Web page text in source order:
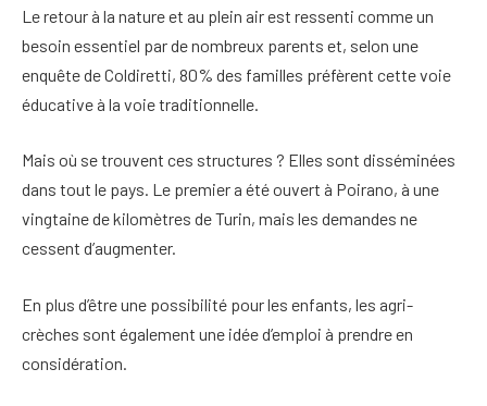
Le retour à la nature et au plein air est ressenti comme un
besoin essentiel par de nombreux parents et, selon une
enquête de Coldiretti, 80% des familles préfèrent cette voie
éducative à la voie traditionnelle.
Mais où se trouvent ces structures ? Elles sont disséminées
dans tout le pays. Le premier a été ouvert à Poirano, à une
vingtaine de kilomètres de Turin, mais les demandes ne
cessent d’augmenter.
En plus d’être une possibilité pour les enfants, les agri-
crèches sont également une idée d’emploi à prendre en
considération.